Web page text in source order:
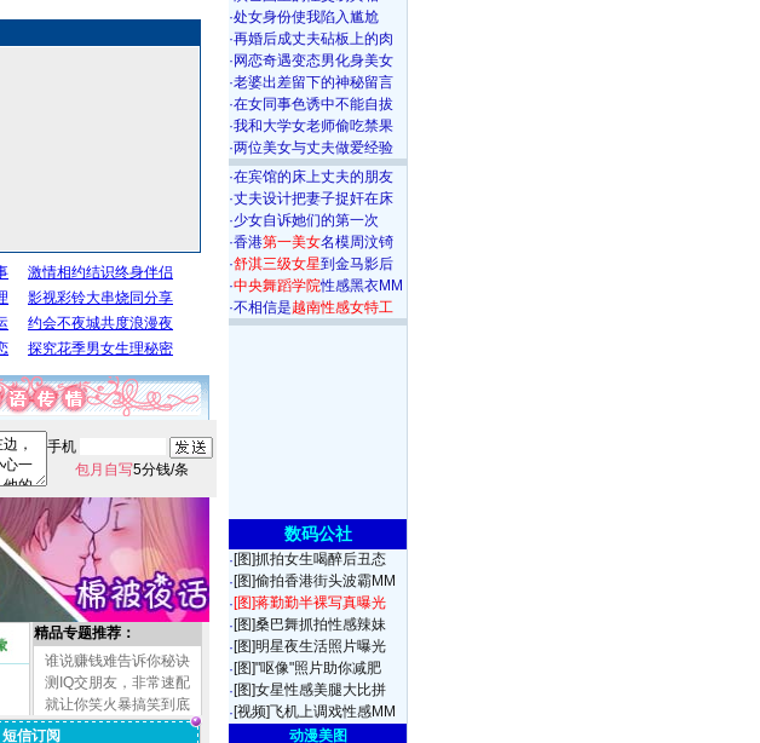
手机
包月自写5分钱/条
精品专题推荐：
谁说赚钱难告诉你秘诀
测IQ交朋友，非常速配
就让你笑火暴搞笑到底
短信订阅
·处女身份使我陷入尴尬
·再婚后成丈夫砧板上的肉
· 网恋奇遇变态男化身美女
·老婆出差留下的神秘留言
·在女同事色诱中不能自拔
·我和大学女老师偷吃禁果
·两位美女与丈夫做爱经验
·在宾馆的床上丈夫的朋友
·丈夫设计把妻子捉奸在床
·少女自诉她们的第一次
·香港第一美女名模周汶锜
·舒淇三级女星到金马影后
·中央舞蹈学院性感黑衣MM
·不相信是越南性感女特工
数码公社
· [图]抓拍女生喝醉后丑态
· [图]偷拍香港街头波霸MM
·[图]蒋勤勤半裸写真曝光
· [图]桑巴舞抓拍性感辣妹
· [图]明星夜生活照片曝光
· [图]"呕像"照片助你减肥
· [图]女星性感美腿大比拼
· [视频]飞机上调戏性感MM
动漫美图